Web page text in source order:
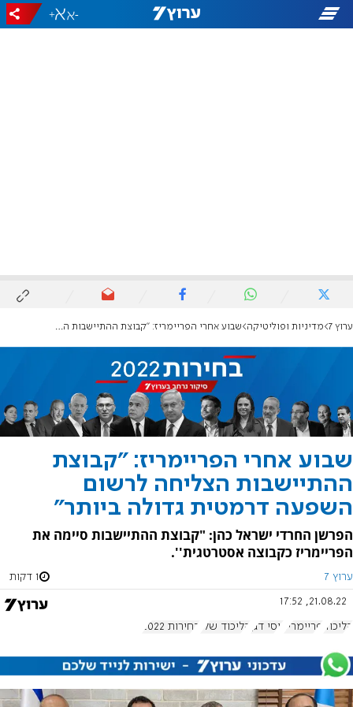
-
+
ערוץ 7 מדיניות ופוליטיקה שבוע אחרי הפריימריז: "קבוצת ההתיישבות הצליחה לרשום השפעה דרמטית גדולה ביותר"
שבוע אחרי הפריימריז: "קבוצת
ההתיישבות הצליחה לרשום
השפעה דרמטית גדולה ביותר"
הפרשן החרדי ישראל כהן: "קבוצת ההתיישבות סיימה את
הפריימריז כקבוצה אסטרטגית''.
ערוץ 7 1 דקות
21.08.22, 17:52
הליכוד פריימריז יוסי דגן הליכוד שלי בחירות 2022